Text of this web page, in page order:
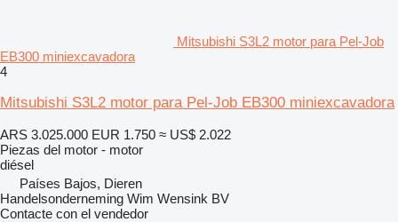
Mitsubishi S3L2 motor para Pel-Job
EB300 miniexcavadora
4
Mitsubishi S3L2 motor para Pel-Job EB300 miniexcavadora
ARS 3.025.000 EUR 1.750 ≈ US$ 2.022
Piezas del motor - motor
diésel
Países Bajos, Dieren
Handelsonderneming Wim Wensink BV
Contacte con el vendedor